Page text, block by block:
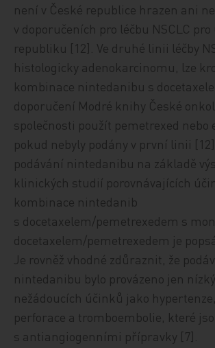
není v České republice hrazen ani
v doporučeních pro léčbu NSCLC pro
republiku [12]. Ve druhé linii léčby
histologicky adenokarcinomu, lze
kombinace nintedanibu s
doporučení Modré knihy České
společnosti použít pemetrexed nebo
pokud nebyly podány v první linii
podávání nintedanibu na základě
klinických studií porovnávajících
kombinace nintedanib
s docetaxelem/pemetrexedem s
docetaxelem/pemetrexedem je
Je rovněž vhodné zdůraznit, že
nintedanibu bylo provázeno jen
nežádoucích účinků jako
perforace a tromboembolie, které
s antiangiogenními přípravky [7].